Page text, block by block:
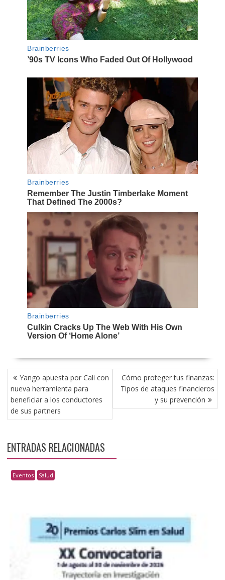
NAVEGACIÓN
DE
ENTRADAS
Yango apuesta por Cali con
nueva herramienta para
beneficiar a los conductores
de sus partners
Cómo proteger tus finanzas:
Tipos de ataques financieros
y su prevención
ENTRADAS RELACIONADAS
Eventos Salud